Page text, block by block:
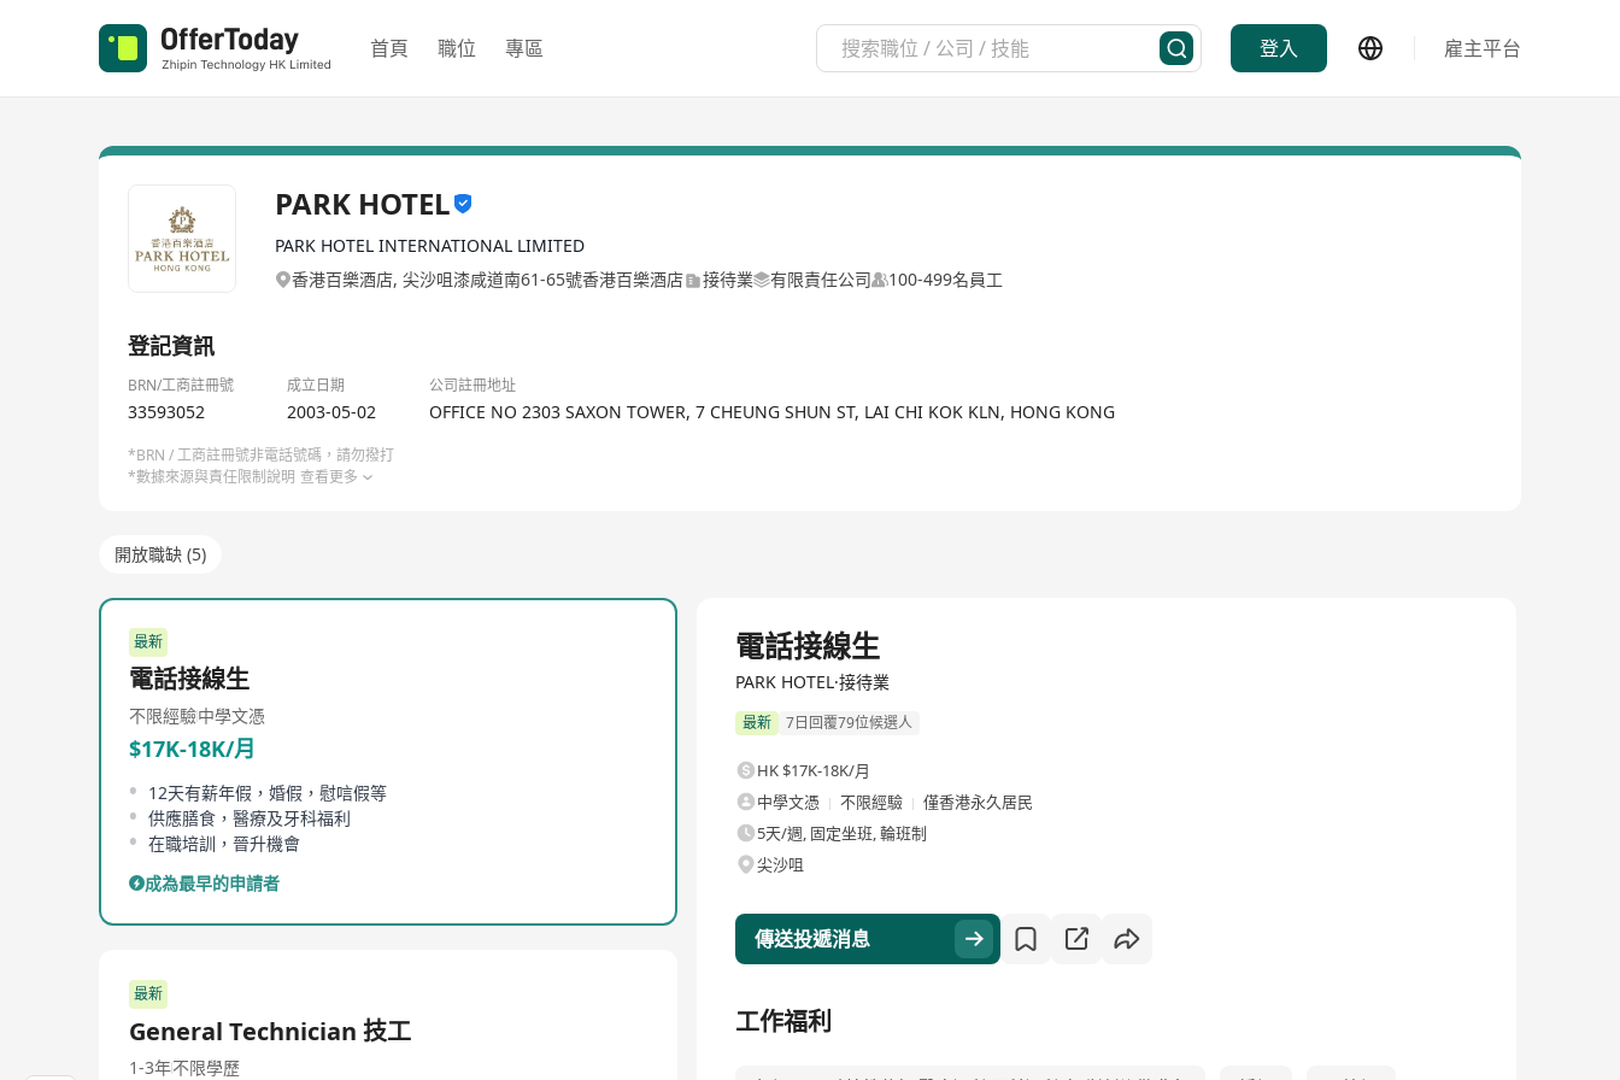
首頁 職位 專區 登入 雇主平台
PARK HOTEL
PARK HOTEL INTERNATIONAL LIMITED
香港百樂酒店, 尖沙咀漆咸道南61-65號香港百樂酒店
接待業 有限責任公司 100-499名員工
登記資訊
BRN/工商註冊號 成立日期 公司註冊地址
33593052 2003-05-02 OFFICE NO 2303 SAXON TOWER, 7 CHEUNG SHUN ST, LAI CHI KOK KLN, HONG KONG
*BRN / 工商註冊號非電話號碼，請勿撥打
*數據來源與責任限制說明 查看更多
開放職缺 (5)
最新
電話接線生
不限經驗中學文憑
$17K-18K/月
12天有薪年假，婚假，慰唁假等
供應膳食，醫療及牙科福利
在職培訓，晉升機會
成為最早的申請者
最新
General Technician 技工
1-3年不限學歷
電話接線生
PARK HOTEL·接待業
最新 7日回覆79位候選人
HK $17K-18K/月
中學文憑
不限經驗
僅香港永久居民
5天/週, 固定坐班, 輪班制
尖沙咀
傳送投遞消息
工作福利